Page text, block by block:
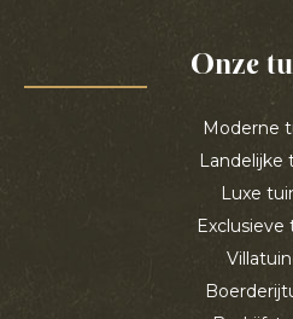
Onze
Moderne
Landelijke
Luxe
Exclusieve